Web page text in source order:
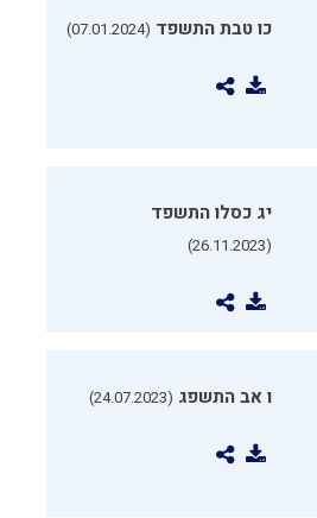
כו טבת התשפד (07.01.2024)
יג כסלו התשפד
(26.11.2023)
ו אב התשפג (24.07.2023)